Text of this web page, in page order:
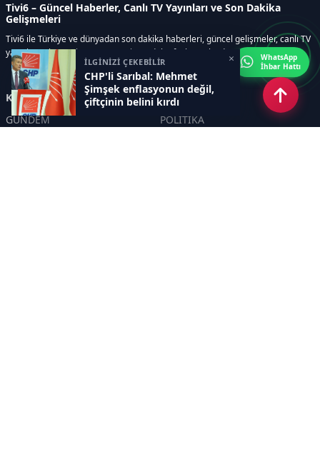
İLGİNİZİ ÇEKEBİLİR
CHP'li Sarıbal: Mehmet
Şimşek enflasyonun değil,
çiftçinin belini kırdı
×
Tivi6 – Güncel Haberler, Canlı TV Yayınları ve Son Dakika
Gelişmeleri
Tivi6 ile Türkiye ve dünyadan son dakika haberleri, güncel gelişmeler, canlı TV
yayınları, ekonomi, spor, magazin ve daha fazlası tek adreste.
Kategoriler
GÜNDEM
POLİTİKA
WhatsApp
İhbar Hattı